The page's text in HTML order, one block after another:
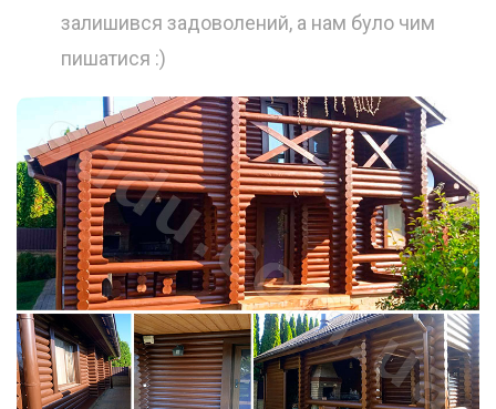
залишився задоволений, а нам було чим
пишатися :)